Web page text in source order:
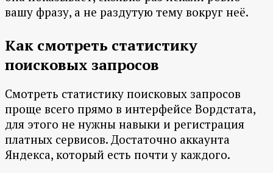
вашу фразу, а не раздутую тему вокруг неё.
Как смотреть статистику
поисковых запросов
Смотреть статистику поисковых запросов
проще всего прямо в интерфейсе Вордстата,
для этого не нужны навыки и регистрация
платных сервисов. Достаточно аккаунта
Яндекса, который есть почти у каждого.